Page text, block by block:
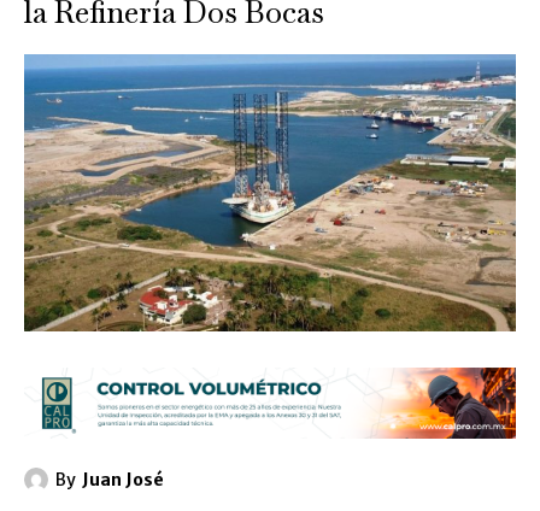
la Refinería Dos Bocas
By Juan José